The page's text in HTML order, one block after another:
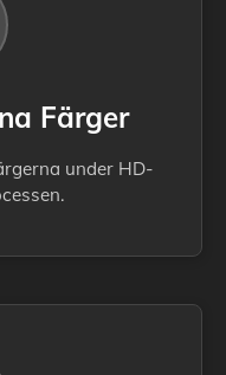
Färger
under HD-